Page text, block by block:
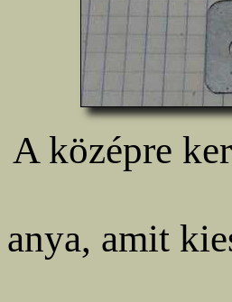
A középre
anya, amit